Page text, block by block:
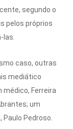
segundo o
pelos próprios
caso, outras
mediático
médico, Ferreira
um
Pedroso.